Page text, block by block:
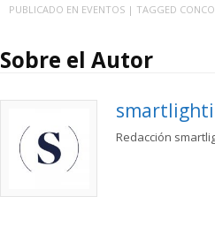
PUBLICADO EN EVENTOS | TAGGED
Sobre el Autor
Redacción